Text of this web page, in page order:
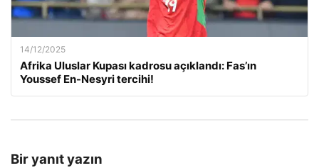
14/12/2025
Afrika Uluslar Kupası kadrosu açıklandı: Fas’ın
Youssef En-Nesyri tercihi!
Bir yanıt yazın